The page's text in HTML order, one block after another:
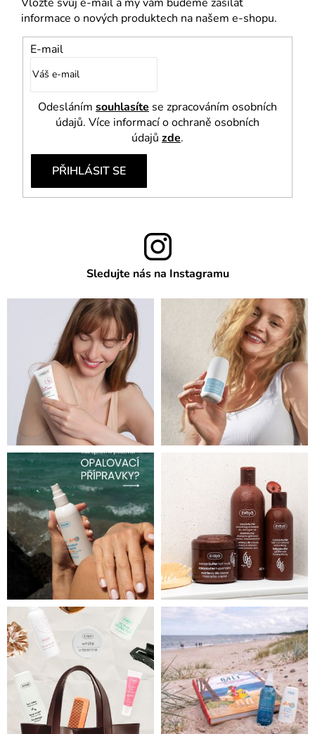
informace o nových produktech na našem e-shopu.
E-mail
Odesláním souhlasíte se zpracováním osobních
údajů. Více informací o ochraně osobních
údajů zde.
PŘIHLÁSIT SE
Sledujte nás na Instagramu